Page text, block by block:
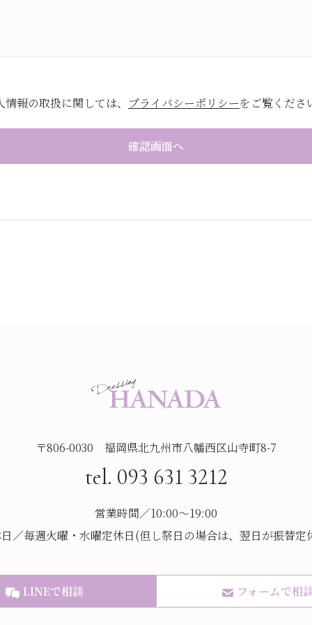
情報の取扱に関しては、 プライバシーポリシーをご覧くださ
〒806-0030 福岡県北九州市八幡西区山寺町8-7
tel. 093 631 3212
営業時間／10:00～19:00
／毎週火曜・水曜定休日(但し祭日の場合は、翌日が振替定
LINEで相談 フォームで相